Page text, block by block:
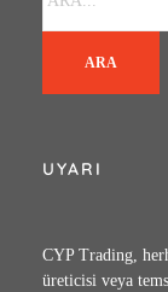
ARA
UYARI
CYP Trading,
üreticisi veya